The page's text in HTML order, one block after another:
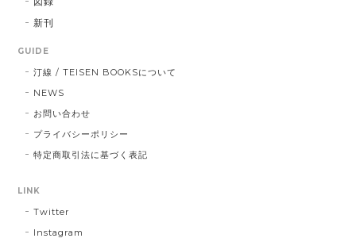
新刊
GUIDE
汀線 / TEISEN BOOKSについて
NEWS
お問い合わせ
プライバシーポリシー
特定商取引法に基づく表記
LINK
Twitter
Instagram